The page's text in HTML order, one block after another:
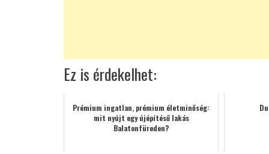
Ez is érdekelhet:
Prémium ingatlan, prémium életminőség:
mit nyújt egy újépítésű lakás
Balatonfüreden?